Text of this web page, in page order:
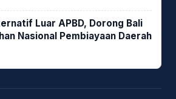
Luar APBD, Dorong Bali
Nasional Pembiayaan Daerah